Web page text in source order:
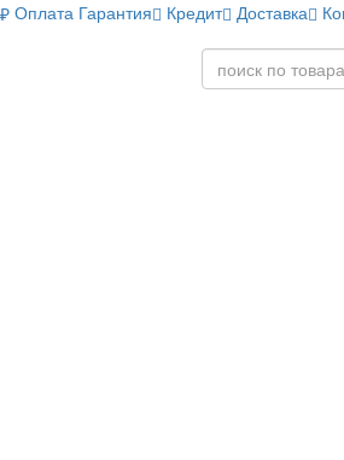
Оплата Гарантия Кредит Доставка